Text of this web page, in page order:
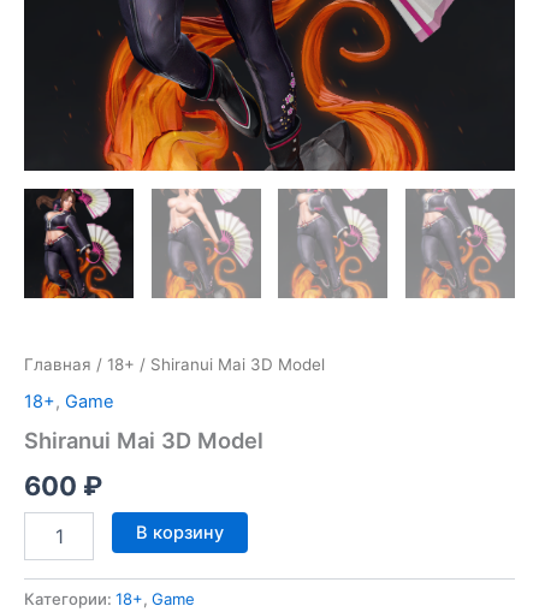
Главная / 18+ / Shiranui Mai 3D Model
18+, Game
Shiranui Mai 3D Model
600 ₽
Количество
товара
Mai
В корзину
Категории: 18+, Game